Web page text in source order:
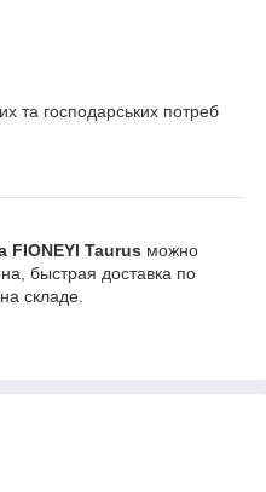
та господарських потреб
FIONEYI Taurus можно
быстрая доставка по
складе.